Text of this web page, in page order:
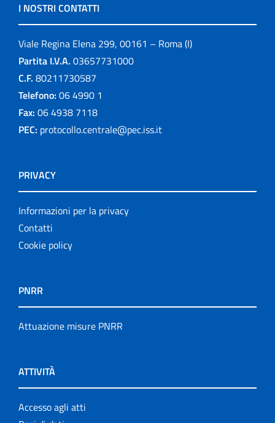
I NOSTRI CONTATTI
Viale Regina Elena 299, 00161 – Roma (I)
Partita I.V.A. 03657731000
C.F. 80211730587
Telefono: 06 4990 1
Fax: 06 4938 7118
PEC: protocollo.centrale@pec.iss.it
PRIVACY
Informazioni per la privacy
Contatti
Cookie policy
PNRR
Attuazione misure PNRR
ATTIVITÀ
Accesso agli atti